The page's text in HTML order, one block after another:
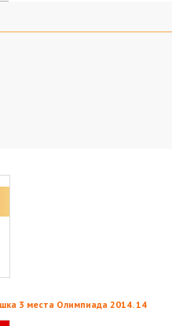
3 места Олимпиада 2014. 14